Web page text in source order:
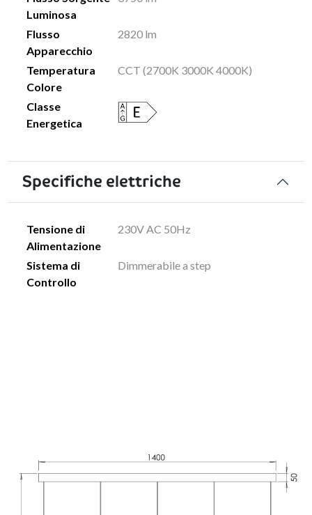
Luminosa
Flusso
Apparecchio
2820 lm
Temperatura
Colore
CCT (2700K 3000K 4000K)
Classe
Energetica
Specifiche elettriche
Tensione di
Alimentazione
230V AC 50Hz
Sistema di
Controllo
Dimmerabile a step